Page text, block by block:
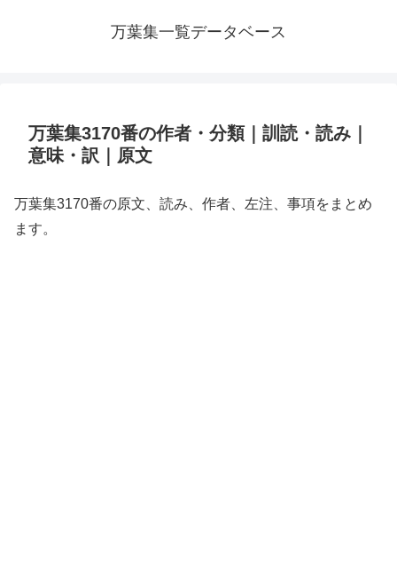
万葉集一覧データベース
万葉集3170番の作者・分類｜訓読・読み｜
意味・訳｜原文
万葉集3170番の原文、読み、作者、左注、事項をまとめ
ます。